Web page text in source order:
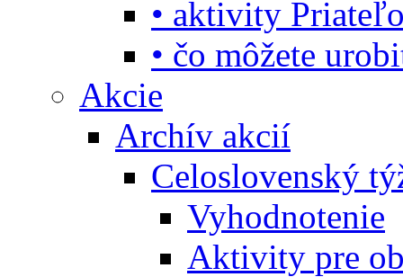
• aktivity
• čo môžete
Akcie
Archív akcií
Celoslovenský
Vyhodnotenie
Aktivity pre